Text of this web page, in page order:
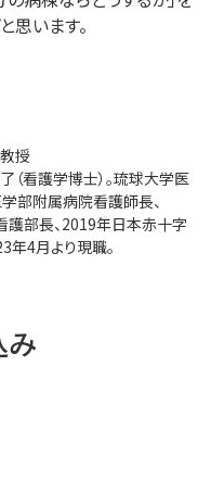
思います。
授
看護学博士）。琉球大学医
部附属病院看護師長、
護部長、2019年日本赤十字
4月より現職。
み